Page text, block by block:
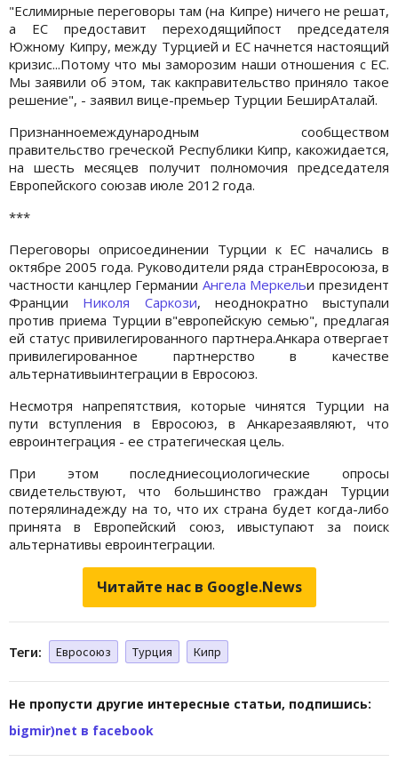
"Еслимирные переговоры там (на Кипре) ничего не решат,
а ЕС предоставит переходящийпост председателя
Южному Кипру, между Турцией и ЕС начнется настоящий
кризис...Потому что мы заморозим наши отношения с ЕС.
Мы заявили об этом, так какправительство приняло такое
решение", - заявил вице-премьер Турции БеширАталай.
Признанноемеждународным сообществом
правительство греческой Республики Кипр, какожидается,
на шесть месяцев получит полномочия председателя
Европейского союзав июле 2012 года.
***
Переговоры оприсоединении Турции к ЕС начались в
октябре 2005 года. Руководители ряда странЕвросоюза, в
частности канцлер Германии Ангела Меркельи президент
Франции Николя Саркози, неоднократно выступали
против приема Турции в"европейскую семью", предлагая
ей статус привилегированного партнера.Анкара отвергает
привилегированное партнерство в качестве
альтернативыинтеграции в Евросоюз.
Несмотря напрепятствия, которые чинятся Турции на
пути вступления в Евросоюз, в Анкарезаявляют, что
евроинтеграция - ее стратегическая цель.
При этом последниесоциологические опросы
свидетельствуют, что большинство граждан Турции
потерялинадежду на то, что их страна будет когда-либо
принята в Европейский союз, ивыступают за поиск
альтернативы евроинтеграции.
Читайте нас в Google.News
Теги: Евросоюз Турция Кипр
Не пропусти другие интересные статьи, подпишись:
bigmir)net в facebook